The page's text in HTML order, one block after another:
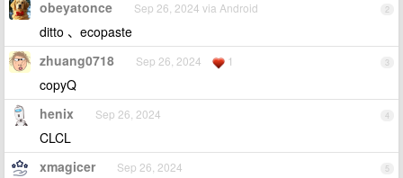
2
obeyatonce Sep 26, 2024 via Android
ditto 、ecopaste
3
zhuang0718 Sep 26, 2024 1
copyQ
4
henix Sep 26, 2024
CLCL
5
xmagicer Sep 26, 2024